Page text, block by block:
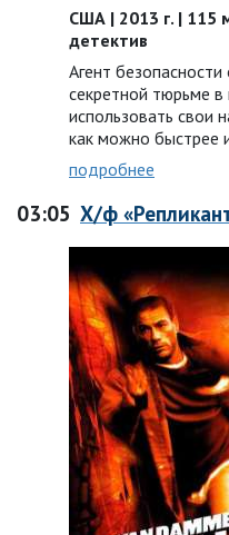
США | 2013 г. | 115
детектив
Агент
секретной тюрьме
использовать свои
как можно быстрее
подробнее
03:05 Х/ф